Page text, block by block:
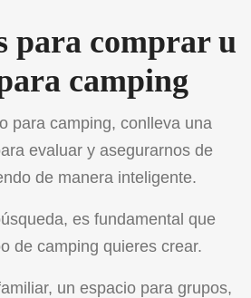
para comprar u
camping
para camping, conlleva una
evaluar y asegurarnos de
de manera inteligente.
es fundamental que
de camping quieres crear.
un espacio para grupos,